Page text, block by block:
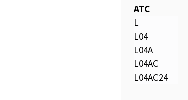
ATC
L
L04
L04A
L04AC
L04AC24